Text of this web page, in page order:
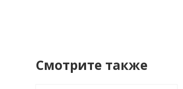
Смотрите также